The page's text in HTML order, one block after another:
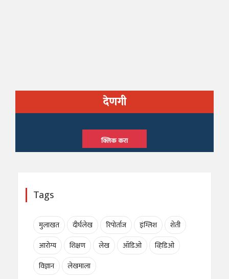
देणगी
क्लिक करा
Tags
मुलाखत दीर्घलेख रिपोर्ताज इंग्लिश
शेती
आरोग्य
शिक्षण लेख ऑडिओ
व्हिडिओ
विज्ञान
लेखमाला